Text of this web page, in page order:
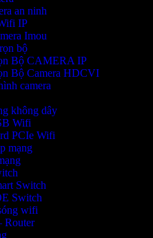
an ninh
IP
Imou
bộ
Bộ CAMERA IP
Bộ Camera HDCVI
camera
không dây
Wifi
PCIe Wifi
mạng
Switch
Switch
wifi
Router